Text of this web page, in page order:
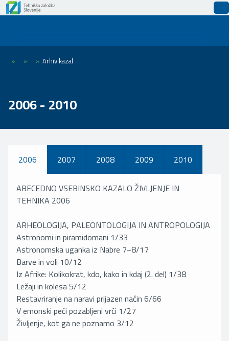
» » » Arhiv kazal
2006 - 2010
2006 2007 2008 2009 2010
ABECEDNO VSEBINSKO KAZALO ŽIVLJENJE IN
TEHNIKA 2006
ARHEOLOGIJA, PALEONTOLOGIJA IN ANTROPOLOGIJA
Astronomi in piramidomani 1/33
Astronomska uganka iz Nabre 7−8/17
Barve in voli 10/12
Iz Afrike: Kolikokrat, kdo, kako in kdaj (2. del) 1/38
Ležaji in kolesa 5/12
Restavriranje na naravi prijazen način 6/66
V emonski peči pozabljeni vrči 1/27
Življenje, kot ga ne poznamo 3/12